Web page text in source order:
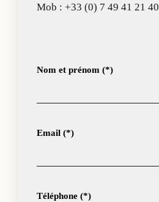
Mob : +33 (0) 7 49 41 21 40
Nom et prénom (*)
Email (*)
Téléphone (*)